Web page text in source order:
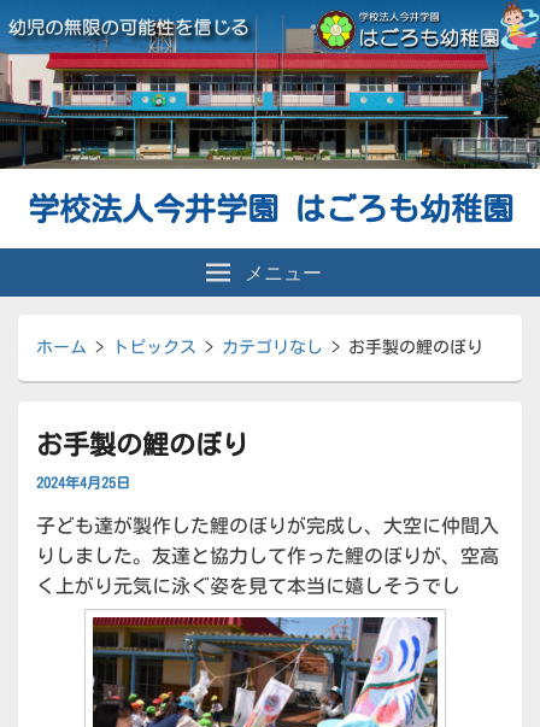
学校法人今井学園 はごろも幼稚園
メニュー
ホーム > トピックス > カテゴリなし > お手製の鯉のぼり
お手製の鯉のぼり
2024年4月25日
子ども達が製作した鯉のぼりが完成し、大空に仲間入
りしました。友達と協力して作った鯉のぼりが、空高
く上がり元気に泳ぐ姿を見て本当に嬉しそうでし